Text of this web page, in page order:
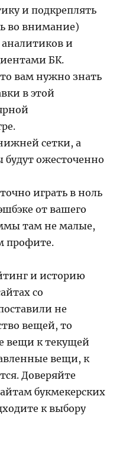
и подкреплять
во внимание)
и
БК.
вам нужно знать
в этой
сетки, а
будут ожесточенно
играть в ноль
от вашего
там не малые,
профите.
и историю
со
не
вещей, то
вещи к текущей
вещи, к
Доверяйте
букмекерских
к выбору